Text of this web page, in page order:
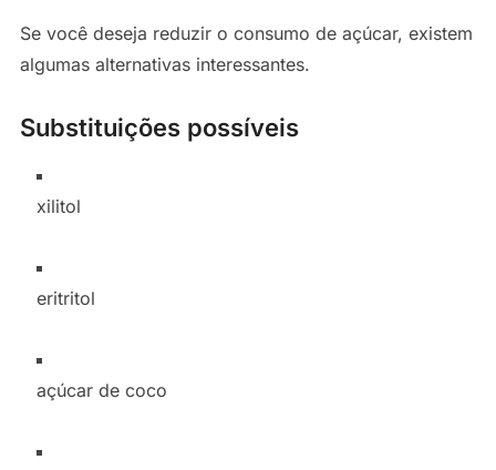
Se você deseja reduzir o consumo de açúcar, existem
algumas alternativas interessantes.
Substituições possíveis
xilitol
eritritol
açúcar de coco